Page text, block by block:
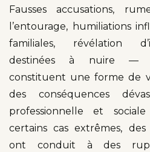
Fausses accusations,
l’entourage, humiliations
familiales, révélation
destinées à nuire —
constituent une forme de
des conséquences
professionnelle et
certains cas extrêmes, des
ont conduit à des